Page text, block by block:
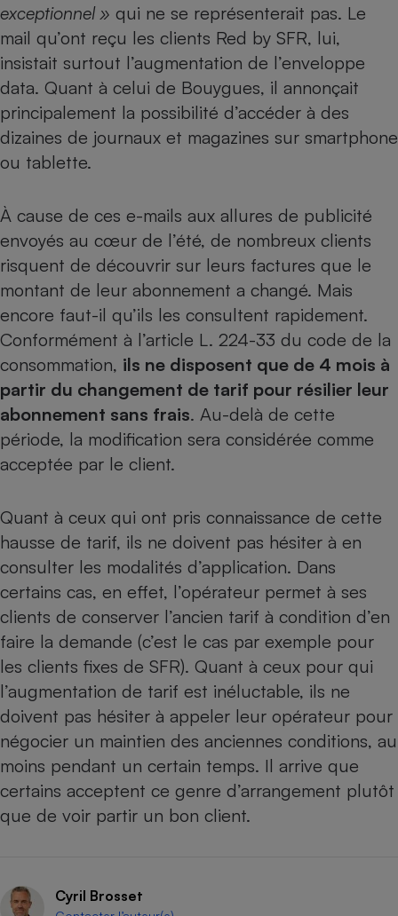
exceptionnel » qui ne se représenterait pas. Le
mail qu’ont reçu les clients Red by SFR, lui,
insistait surtout l’augmentation de l’enveloppe
data. Quant à celui de Bouygues, il annonçait
principalement la possibilité d’accéder à des
dizaines de journaux et magazines sur smartphone
ou tablette.
À cause de ces e-mails aux allures de publicité
envoyés au cœur de l’été, de nombreux clients
risquent de découvrir sur leurs factures que le
montant de leur abonnement a changé. Mais
encore faut-il qu’ils les consultent rapidement.
Conformément à l’article L. 224-33 du code de la
consommation, ils ne disposent que de 4 mois à
partir du changement de tarif pour résilier leur
abonnement sans frais. Au-delà de cette
période, la modification sera considérée comme
acceptée par le client.
Quant à ceux qui ont pris connaissance de cette
hausse de tarif, ils ne doivent pas hésiter à en
consulter les modalités d’application. Dans
certains cas, en effet, l’opérateur permet à ses
clients de conserver l’ancien tarif à condition d’en
faire la demande (c’est le cas par exemple pour
les clients fixes de SFR). Quant à ceux pour qui
l’augmentation de tarif est inéluctable, ils ne
doivent pas hésiter à appeler leur opérateur pour
négocier un maintien des anciennes conditions, au
moins pendant un certain temps. Il arrive que
certains acceptent ce genre d’arrangement plutôt
que de voir partir un bon client.
Cyril Brosset